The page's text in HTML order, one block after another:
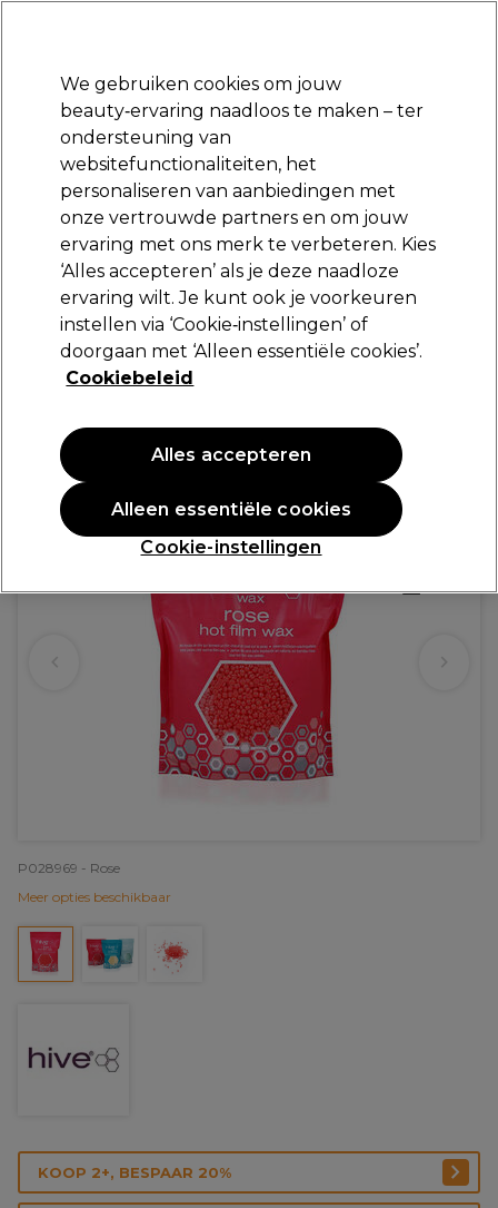
Aanmelden
Merken Deals Haar Elektra
Volgende dag geleverd*
Na verzending, maandag t/m vrijdag
Hive Wax Parels Rose 700g
32,39 €
PROMOTIE
P028969 - Rose
Meer opties beschikbaar
KOOP 2+, BESPAAR 20%
We gebruiken cookies om jouw
beauty‑ervaring naadloos te maken – ter
ondersteuning van
websitefunctionaliteiten, het
personaliseren van aanbiedingen met
onze vertrouwde partners en om jouw
ervaring met ons merk te verbeteren. Kies
‘Alles accepteren’ als je deze naadloze
ervaring wilt. Je kunt ook je voorkeuren
instellen via ‘Cookie‑instellingen’ of
doorgaan met ‘Alleen essentiële cookies’.
Cookiebeleid
Cookie-instellingen
Alleen essentiële cookies
Alles accepteren